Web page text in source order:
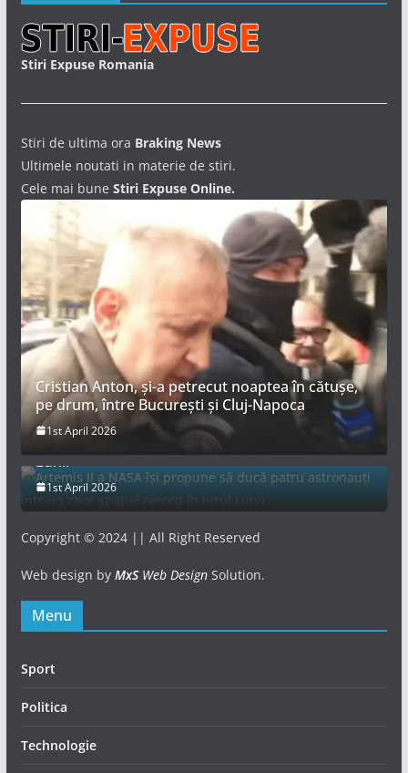
Stiri Expuse Romania
Stiri de ultima ora Braking News
Ultimele noutati in materie de stiri.
Cele mai bune Stiri Expuse Online.
Cristian Anton, și-a petrecut noaptea în cătușe,
pe drum, între București și Cluj-Napoca
1st April 2026
Artemis II a NASA își propune să ducă patru
astronauți într-un zbor spațial record în jurul
Lunii
1st April 2026
Copyright © 2024 || All Right Reserved
Web design by MxSWeb DesignSolution.
Menu
Sport
Politica
Technologie